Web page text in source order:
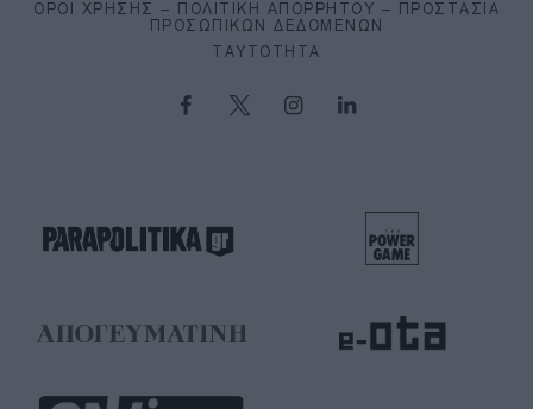
ΌΡΟΙ ΧΡΉΣΗΣ – ΠΟΛΙΤΙΚΉ ΑΠΟΡΡΉΤΟΥ – ΠΡΟΣΤΑΣΊΑ
ΠΡΟΣΩΠΙΚΏΝ ΔΕΔΟΜΈΝΩΝ
ΤΑΥΤΌΤΗΤΑ